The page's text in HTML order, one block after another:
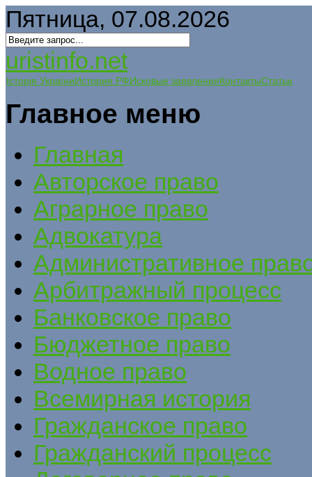
Пятница, 07.08.2026
uristinfo.net
Історія УкраїниИстория РФИсковые заявленияКонтактыСтатьи
Главное меню
Главная
Авторское право
Аграрное право
Адвокатура
Административное
Арбитражный процесс
Банковское право
Бюджетное право
Водное право
Всемирная история
Гражданское право
Гражданский процесс